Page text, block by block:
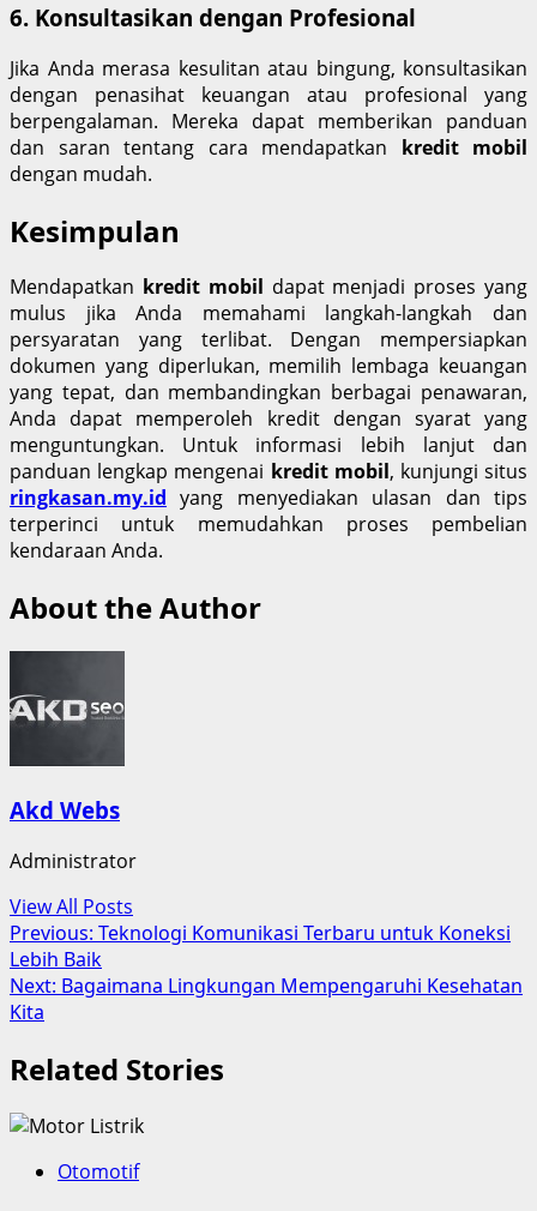
6. Konsultasikan dengan Profesional
Jika Anda merasa kesulitan atau bingung, konsultasikan
dengan penasihat keuangan atau profesional yang
berpengalaman. Mereka dapat memberikan panduan
dan saran tentang cara mendapatkan kredit mobil
dengan mudah.
Kesimpulan
Mendapatkan kredit mobil dapat menjadi proses yang
mulus jika Anda memahami langkah-langkah dan
persyaratan yang terlibat. Dengan mempersiapkan
dokumen yang diperlukan, memilih lembaga keuangan
yang tepat, dan membandingkan berbagai penawaran,
Anda dapat memperoleh kredit dengan syarat yang
menguntungkan. Untuk informasi lebih lanjut dan
panduan lengkap mengenai kredit mobil, kunjungi situs
ringkasan.my.id yang menyediakan ulasan dan tips
terperinci untuk memudahkan proses pembelian
kendaraan Anda.
About the Author
Akd Webs
Administrator
View All Posts
Post
navigation
Previous: Teknologi Komunikasi Terbaru untuk Koneksi
Lebih Baik
Next: Bagaimana Lingkungan Mempengaruhi Kesehatan
Kita
Related Stories
Otomotif